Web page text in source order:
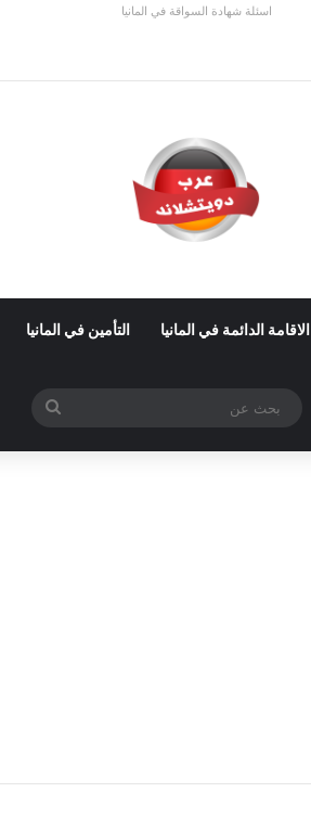
اسئلة شهادة السواقة في المانيا
الاقامة الدائمة في المانيا التأمين في المانيا
مقال عشوائي